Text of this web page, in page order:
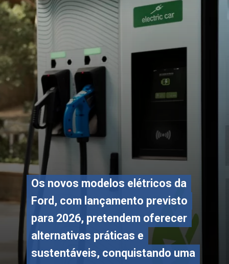
Os novos modelos elétricos da
Ford, com lançamento previsto
para 2026, pretendem oferecer
alternativas práticas e
sustentáveis, conquistando uma
Os novos modelos elétricos da
Ford, com lançamento previsto
para 2026, pretendem oferecer
alternativas práticas e
sustentáveis, conquistando uma